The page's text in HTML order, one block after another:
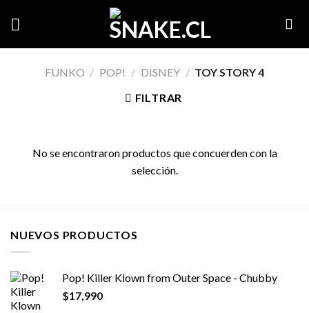
FUNKO / POP! / DISNEY / TOY STORY 4
FILTRAR
No se encontraron productos que concuerden con la
selección.
NUEVOS PRODUCTOS
Pop! Killer Klown from Outer Space - Chubby
$17,990